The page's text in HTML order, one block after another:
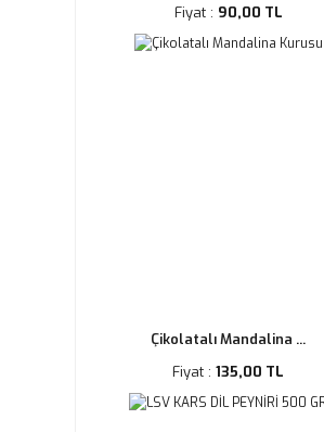
Fiyat : 90,00 TL
Çikolatalı Mandalina ...
Fiyat :135,00 TL